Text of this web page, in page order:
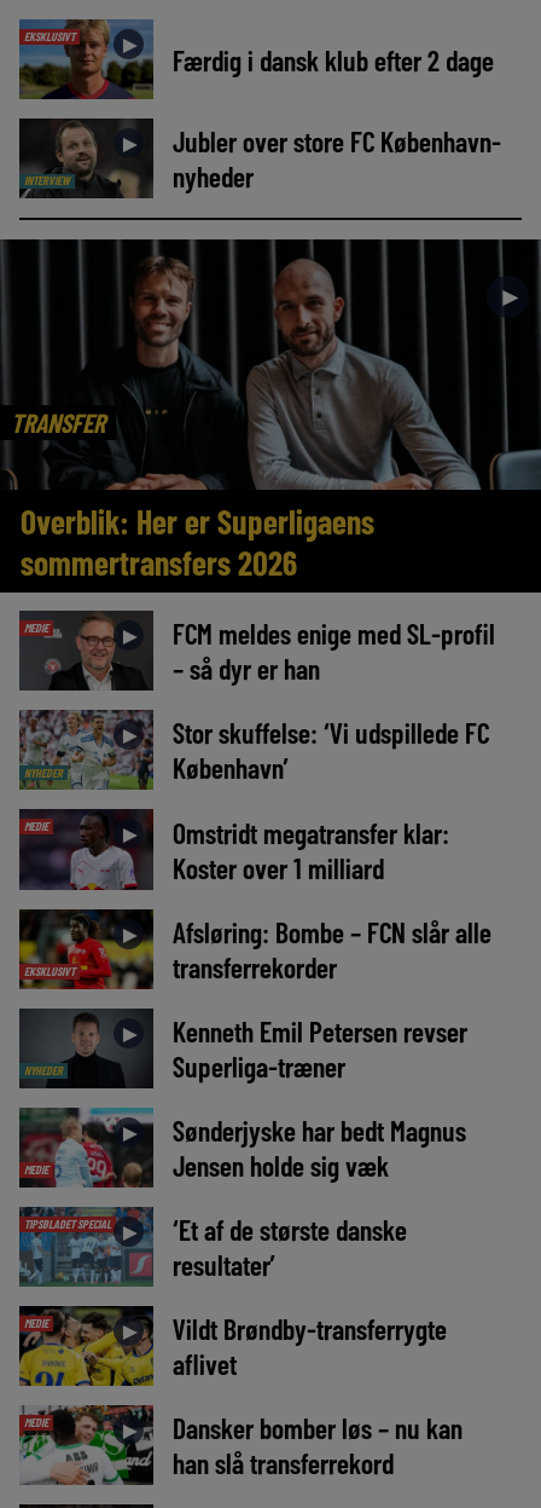
EKSKLUSIVT ► Færdig i dansk klub efter 2 dage
INTERVIEW
►
Jubler over store FC København-
nyheder
TRANSFER
►
Overblik: Her er Superligaens
sommertransfers 2026
MEDIE ►
FCM meldes enige med SL-profil
– så dyr er han
NYHEDER
►
Stor skuffelse: ‘Vi udspillede FC
København’
MEDIE ►
Omstridt megatransfer klar:
Koster over 1 milliard
EKSKLUSIVT
►
Afsløring: Bombe – FCN slår alle
transferrekorder
NYHEDER
►
Kenneth Emil Petersen revser
Superliga-træner
MEDIE
►
Sønderjyske har bedt Magnus
Jensen holde sig væk
TIPSBLADET SPECIAL ►
‘Et af de største danske
resultater’
MEDIE ►
Vildt Brøndby-transferrygte
aflivet
MEDIE ►
Dansker bomber løs – nu kan
han slå transferrekord